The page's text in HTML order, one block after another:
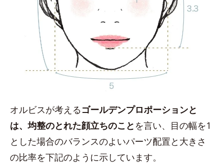
オルビスが考えるゴールデンプロポーションと
は、均整のとれた顔立ちのこと を言い、目の幅を1
とした場合のバランスのよいパーツ配置と大きさ
の比率を下記のように示しています。